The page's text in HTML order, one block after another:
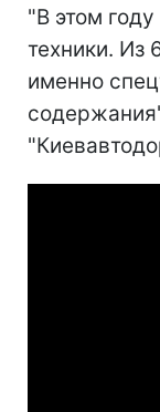
"В этом
техники. Из
именно